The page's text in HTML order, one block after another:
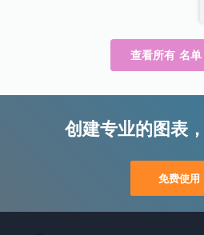
查看所有 名
创建专业的图表
免费使用